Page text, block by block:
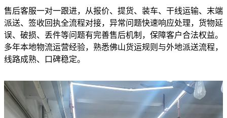
售后客服一对一跟进，从报价、提货、装车、干线运输、末端
派送、签收回执全流程对接，异常问题快速响应处理，货物延
误、破损、丢件等问题有完善售后机制，保障客户合法权益。
多年本地物流运营经验，熟悉佛山货运规则与外地派送流程，
线路成熟、口碑稳定。